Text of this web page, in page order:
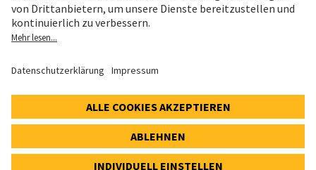
62,30 CHF
0,00 CHF (0,00%)
© 2026 Implenia AG